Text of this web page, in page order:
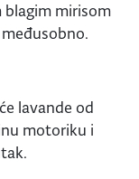
blagim mirisom
lavande od
motoriku i